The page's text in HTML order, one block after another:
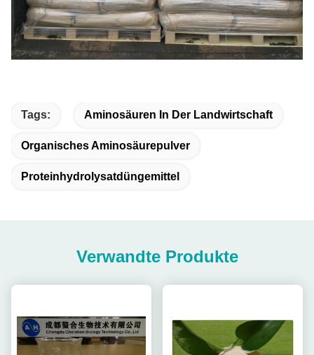
Tags: Aminosäuren In Der Landwirtschaft
Organisches Aminosäurepulver
Proteinhydrolysatdüngemittel
Verwandte Produkte